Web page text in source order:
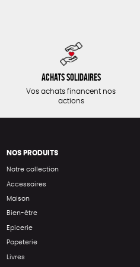
Achats solidaires
Vos achats financent nos
actions
NOS PRODUITS
Notre collection
Accessoires
Maison
Bien-être
Epicerie
Papeterie
Livres